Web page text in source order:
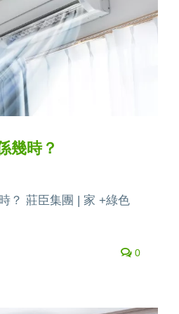
幾時？
？ 莊臣集團 | 家 +綠色
0